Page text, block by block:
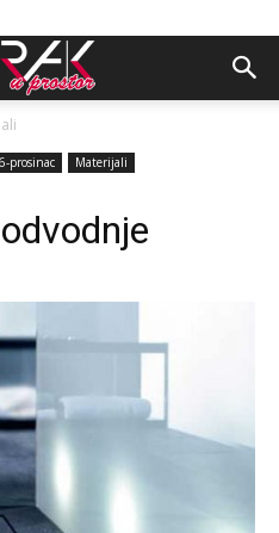
prosinac
Materijali